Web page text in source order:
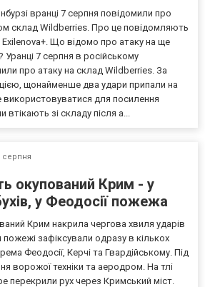
вранці 7 серпня повідомили про
склад Wildberries. Про це повідомляють
Exilenova+. Що відомо про атаку на ще
7 серпня в російському
про атаку на склад Wildberries. За
щонайменше два удари припали на
для посилення
втікають зі складу після а...
серпня
окупований Крим - у
у Феодосії пожежа
Крим накрила чергова хвиля ударів
пожежі зафіксували одразу в кількох
Феодосії, Керчі та Гвардійському. Під
ворожої техніки та аеродром. На тлі
перекрили рух через Кримський міст.